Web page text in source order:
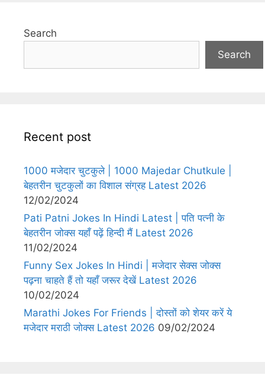
Search
Search
Recent post
1000 मजेदार चुटकुले | 1000 Majedar Chutkule |
बेहतरीन चुटकुलों का विशाल संग्रह Latest 2026
12/02/2024
Pati Patni Jokes In Hindi Latest | पति पत्नी के
बेहतरीन जोक्स यहाँ पढ़ें हिन्दी मैं Latest 2026
11/02/2024
Funny Sex Jokes In Hindi | मजेदार सेक्स जोक्स
पढ़ना चाहते हैं तो यहाँ जरूर देखें Latest 2026
10/02/2024
Marathi Jokes For Friends | दोस्तों को शेयर करें ये
मजेदार मराठी जोक्स Latest 2026 09/02/2024